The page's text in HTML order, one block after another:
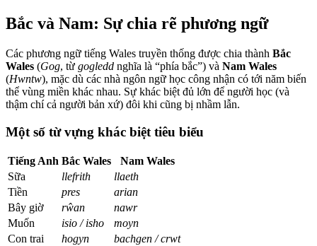
Bắc và Nam: Sự chia rẽ phương ngữ
Các phương ngữ tiếng Wales truyền thống được chia thành Bắc
Wales (Gog, từ gogledd nghĩa là “phía bắc”) và Nam Wales
(Hwntw), mặc dù các nhà ngôn ngữ học công nhận có tới năm biến
thể vùng miền khác nhau. Sự khác biệt đủ lớn để người học (và
thậm chí cả người bản xứ) đôi khi cũng bị nhầm lẫn.
Một số từ vựng khác biệt tiêu biểu
Tiếng Anh Bắc Wales
Nam Wales
Sữa
llefrith
llaeth
Tiền
pres
arian
Bây giờ
rŵan
nawr
Muốn
isio / isho
moyn
Con trai
hogyn
bachgen / crwt